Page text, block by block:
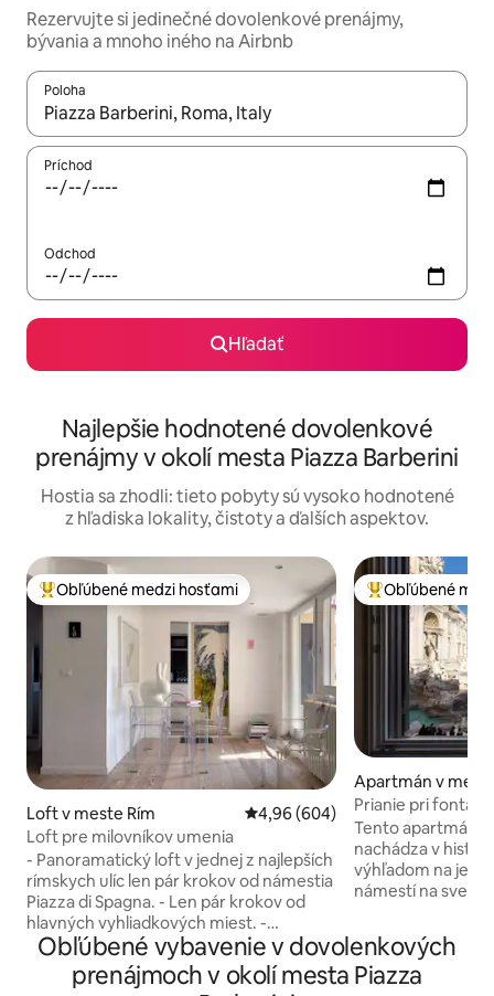
Rezervujte si jedinečné dovolenkové prenájmy,
bývania a mnoho iného na Airbnb
Poloha
Keď budú výsledky k dispozícii, môžete si ich prechádzať
Príchod
Odchod
Hľadať
Najlepšie hodnotené dovolenkové
prenájmy v okolí mesta Piazza Barberini
Hostia sa zhodli: tieto pobyty sú vysoko hodnotené
z hľadiska lokality, čistoty a ďalších aspektov.
Najobľúbenejšie medzi hosťami
Obľúbené medzi hosťami
Loft v meste Rím Priemerné ohodnotenie 4,96 z
4,96 (604)
Loft pre milovníkov umenia
- Panoramatický loft v jednej z najlepších
rímskych ulíc len pár krokov od námestia
Piazza di Spagna. - Len pár krokov od
hlavných vyhliadkových miest. -
Mimoriadne dobre umiestnené a
napojené na všetky hlavné dopravné
systémy. - Posilňovňa je vzdialená len pár
Najobľúbenejšie
Obľúbené
Apartmán v
Prianie pri
výhľad na fontánu
Tento apartmán s
nachádza v
výhľadom na
námestí na svete
moderným
závideniahodnou
ideálna na
Obľúbené vybavenie v dovolenkových
prenájmoch v okolí mesta Piazza